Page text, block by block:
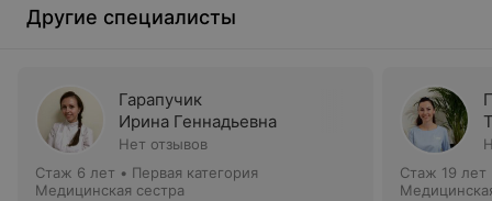
Другие специалисты
Гарапучик
Ирина Геннадьевна
Нет отзывов
Стаж 6 лет • Первая категория
Медицинская сестра
Стаж 19 лет